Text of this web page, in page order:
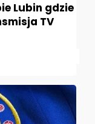
Lubin gdzie
TV